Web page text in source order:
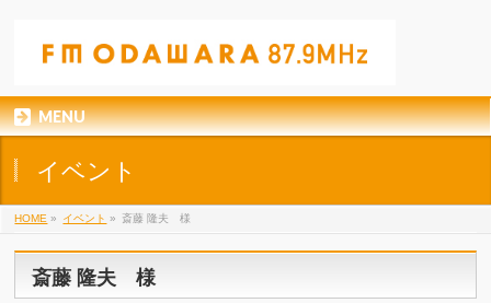
MENU
イベント
HOME » イベント » 斎藤 隆夫 様
斎藤 隆夫 様